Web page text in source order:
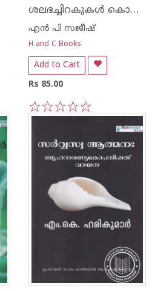
ശലഭച്ചിറകുകള്‍ കൊഴിയുന്ന ചരിത്രശിശിരത്തില്‍
എന്‍ പി സജീഷ്‌
H and C Books
Add to Cart
Rs 85.00
5
4
3
2
1